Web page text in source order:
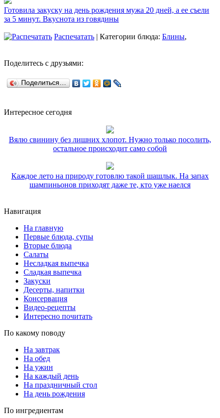
Готовила закуску на день рождения мужа 20 дней, а ее съели
за 5 минут. Вкуснота из говядины
Распечатать | Категории блюда: Блины,
Поделитесь с друзьями:
Поделиться…
Интересное сегодня
Вялю свинину без лишних хлопот. Нужно только посолить,
остальное происходит само собой
Каждое лето на природу готовлю такой шашлык. На запах
шампиньонов приходят даже те, кто уже наелся
Навигация
На главную
Первые блюда, супы
Вторые блюда
Салаты
Несладкая выпечка
Сладкая выпечка
Закуски
Десерты, напитки
Консервация
Видео-рецепты
Интересно почитать
По какому поводу
На завтрак
На обед
На ужин
На каждый день
На праздничный стол
На день рождения
По ингредиентам